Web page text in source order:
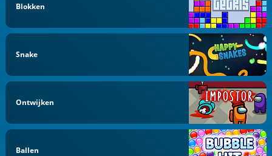
Blokken
Snake
Ontwijken
Ballen